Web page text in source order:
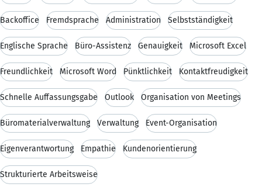
Backoffice Fremdsprache Administration Selbstständigkeit
Englische Sprache Büro-Assistenz Genauigkeit Microsoft Excel
Freundlichkeit Microsoft Word Pünktlichkeit Kontaktfreudigkeit
Schnelle Auffassungsgabe Outlook Organisation von Meetings
Büromaterialverwaltung Verwaltung Event-Organisation
Eigenverantwortung Empathie Kundenorientierung
Strukturierte Arbeitsweise